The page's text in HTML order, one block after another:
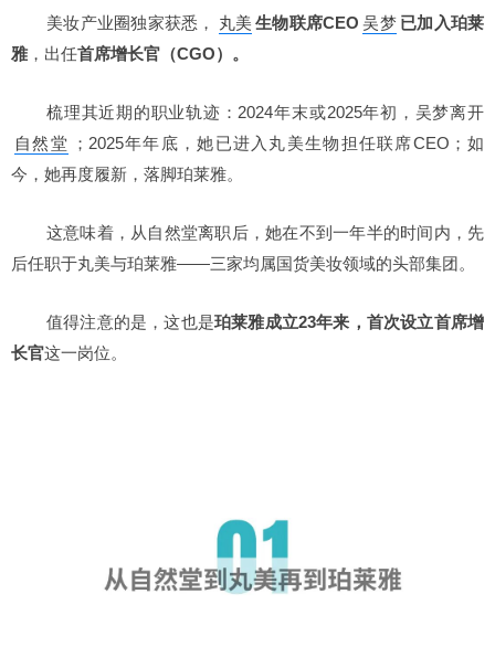
美妆产业圈独家获悉， 丸美 生物联席CEO 吴梦 已加入珀莱
雅，出任首席增长官（CGO） 。
梳理其近期的职业轨迹：2024年末或2025年初，吴梦离开
自然堂 ；2025年年底，她已进入丸美生物担任联席CEO；如
今，她再度履新，落脚珀莱雅。
这意味着，从自然堂离职后，她在不到一年半的时间内，先
后任职于丸美与珀莱雅——三家均属国货美妆领域的头部集团。
值得注意的是，这也是珀莱雅成立23年来，首次设立首席增
长官这一岗位。